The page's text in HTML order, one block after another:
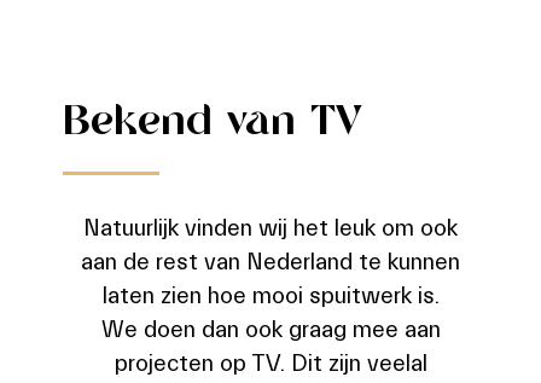
Bekend van TV
Natuurlijk vinden wij het leuk om ook
aan de rest van Nederland te kunnen
laten zien hoe mooi spuitwerk is.
We doen dan ook graag mee aan
projecten op TV. Dit zijn veelal